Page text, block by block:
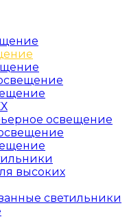
освещение
высоких
светильники